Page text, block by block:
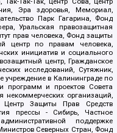
Эра здоровья, Мемориал,
Парк Гагарина, Фонд
Уральская правозащитная
прав человека, Фонд защиты
центр по правам человека,
инициатив и социального
центр, Гражданское
исследований, Сутяжник,
в Калининграде по
программ и проектов Совета
некоммерческих организаций,
Центр Защиты Прав Средств
прессы - Сибирь, Частное
поддержке
Северных Стран, Фонд